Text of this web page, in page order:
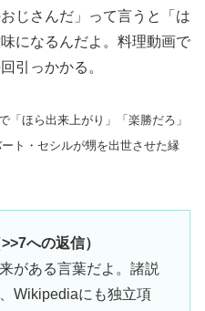
じさんだ」って言うと「は
になるんだよ。料理動画で
引っかかる。
「ほら出来上がり」「楽勝だろ」
ト・セシルが甥を出世させた縁
への返信）
がある言葉だよ。諸説
Wikipediaにも独立項